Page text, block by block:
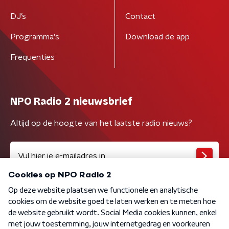
DJ’s
Programma's
Frequenties
Contact
Download de app
NPO Radio 2 nieuwsbrief
Altijd op de hoogte van het laatste radio nieuws?
Algemene voorwaarden